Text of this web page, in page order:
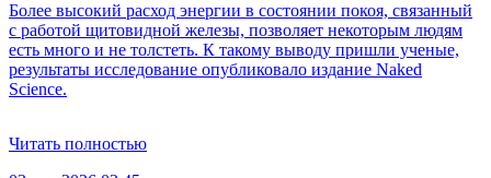
Более высокий расход энергии в состоянии покоя, связанный
с работой щитовидной железы, позволяет некоторым людям
есть много и не толстеть. К такому выводу пришли ученые,
результаты исследование опубликовало издание Naked
Science.
Читать полностью